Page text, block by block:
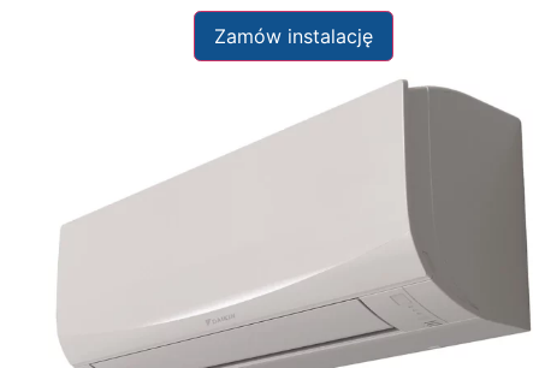
Zamów instalację